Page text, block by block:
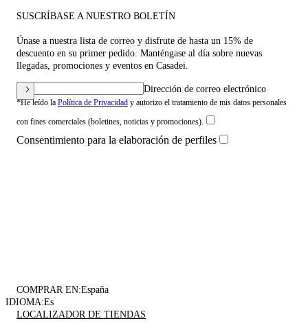
SUSCRÍBASE A NUESTRO BOLETÍN
Únase a nuestra lista de correo y disfrute de hasta un 15% de
descuento en su primer pedido. Manténgase al día sobre nuevas
llegadas, promociones y eventos en Casadei.
Dirección de correo electrónico
*He leído la Política de Privacidad y autorizo el tratamiento de mis datos personales
con fines comerciales (boletines, noticias y promociones).
Consentimiento para la elaboración de perfiles
COMPRAR EN:España
IDIOMA:Es
LOCALIZADOR DE TIENDAS